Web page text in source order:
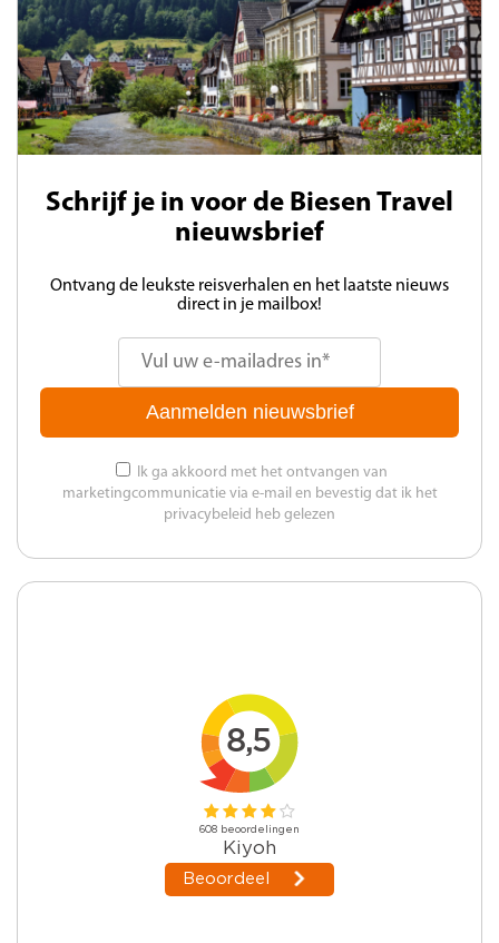
Schrijf je in voor de Biesen Travel
nieuwsbrief
Ontvang de leukste reisverhalen en het laatste nieuws
direct in je mailbox!
Aanmelden nieuwsbrief
Ik ga akkoord met het ontvangen van
marketingcommunicatie via e-mail en bevestig dat ik het
privacybeleid heb gelezen